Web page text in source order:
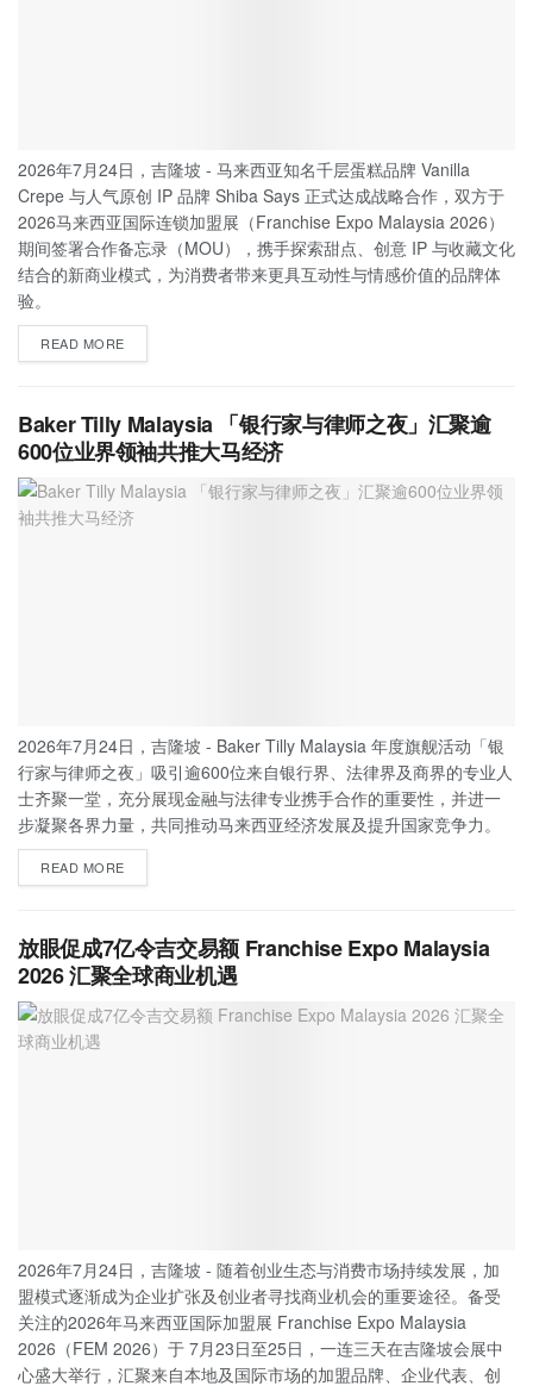
2026年7月24日，吉隆坡 - 马来西亚知名千层蛋糕品牌 Vanilla
Crepe 与人气原创 IP 品牌 Shiba Says 正式达成战略合作，双方于
2026马来西亚国际连锁加盟展（Franchise Expo Malaysia 2026）
期间签署合作备忘录（MOU），携手探索甜点、创意 IP 与收藏文化
结合的新商业模式，为消费者带来更具互动性与情感价值的品牌体
验。
READ MORE
Baker Tilly Malaysia 「银行家与律师之夜」汇聚逾
600位业界领袖共推大马经济
2026年7月24日，吉隆坡 - Baker Tilly Malaysia 年度旗舰活动「银
行家与律师之夜」吸引逾600位来自银行界、法律界及商界的专业人
士齐聚一堂，充分展现金融与法律专业携手合作的重要性，并进一
步凝聚各界力量，共同推动马来西亚经济发展及提升国家竞争力。
READ MORE
放眼促成7亿令吉交易额 Franchise Expo Malaysia
2026 汇聚全球商业机遇
2026年7月24日，吉隆坡 - 随着创业生态与消费市场持续发展，加
盟模式逐渐成为企业扩张及创业者寻找商业机会的重要途径。备受
关注的2026年马来西亚国际加盟展 Franchise Expo Malaysia
2026（FEM 2026）于 7月23日至25日，一连三天在吉隆坡会展中
心盛大举行，汇聚来自本地及国际市场的加盟品牌、企业代表、创